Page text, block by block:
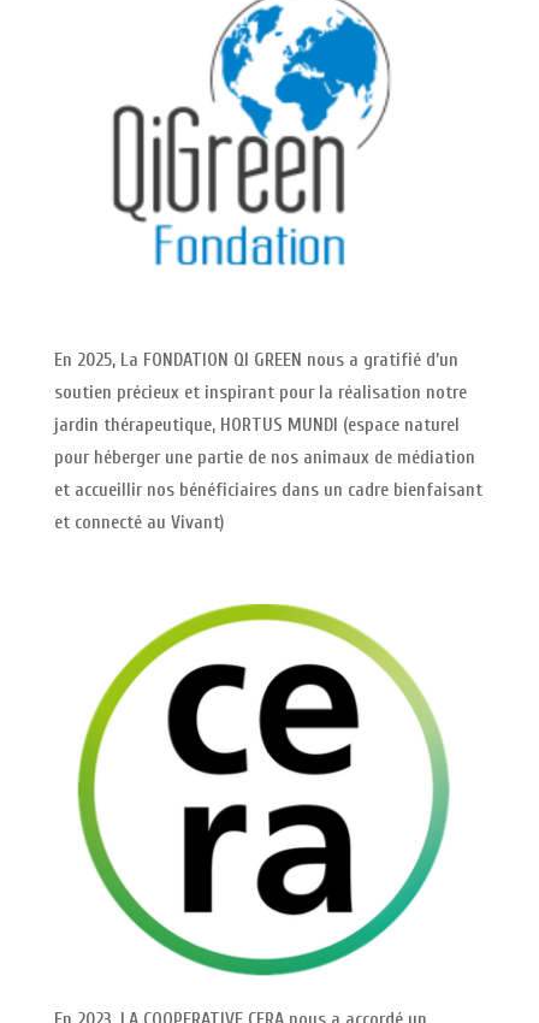
En 2025, La FONDATION QI GREEN nous a gratifié d’un
soutien précieux et inspirant pour la réalisation notre
jardin thérapeutique, HORTUS MUNDI (espace naturel
pour héberger une partie de nos animaux de médiation
et accueillir nos bénéficiaires dans un cadre bienfaisant
et connecté au Vivant)